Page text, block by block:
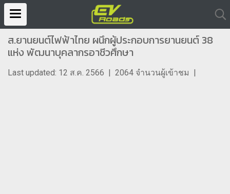
ส.ยานยนต์ไฟฟ้าไทย ผนึกผู้ประกอบการยานยนต์ 38
แห่ง พัฒนาบุคลากรอาชีวศึกษา
Last updated: 12 ส.ค. 2566 | 2064 จำนวนผู้เข้าชม |